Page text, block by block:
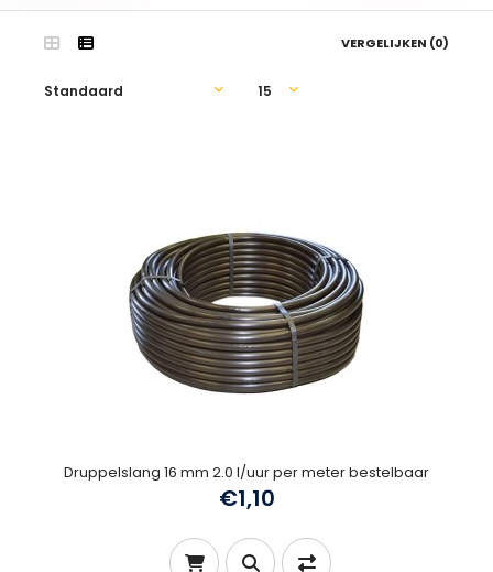
VERGELIJKEN (0)
Druppelslang 16 mm 2.0 l/uur per meter bestelbaar
€1,10